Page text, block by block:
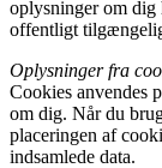
oplysninger om dig
offentligt
Oplysninger fra
Cookies anvendes
om dig. Når du
placeringen af
indsamlede data.